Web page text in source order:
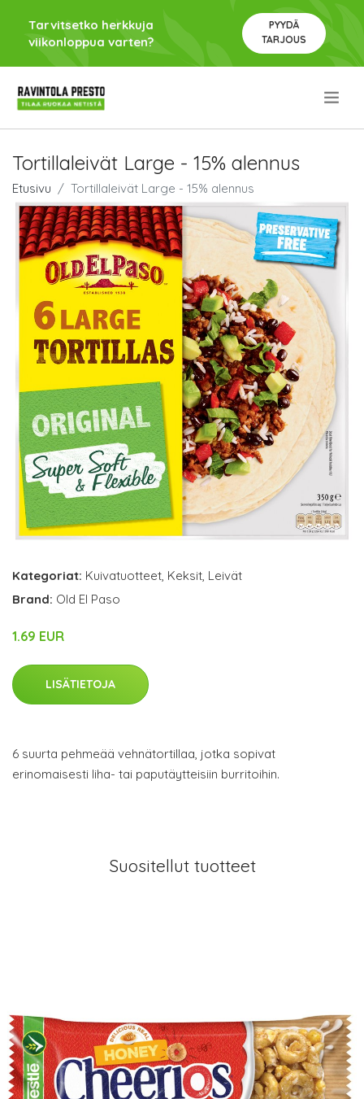
Tarvitsetko herkkuja
viikonloppua varten?
PYYDÄ
TARJOUS
Tortillaleivät Large - 15% alennus
Etusivu Tortillaleivät Large - 15% alennus
Kategoriat: Kuivatuotteet, Keksit, Leivät
Brand: Old El Paso
1.69 EUR
LISÄTIETOJA
6 suurta pehmeää vehnätortillaa, jotka sopivat
erinomaisesti liha- tai paputäytteisiin burritoihin.
Suositellut tuotteet